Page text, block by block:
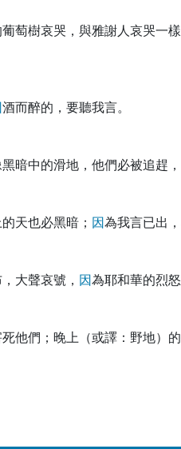
萄樹哀哭，與雅謝人哀哭一
酒而醉的，要聽我言。
暗中的滑地，他們必被追趕
天也必黑暗； 因為我言已出
大聲哀號， 因為耶和華的烈
他們；晚上（或譯：野地）